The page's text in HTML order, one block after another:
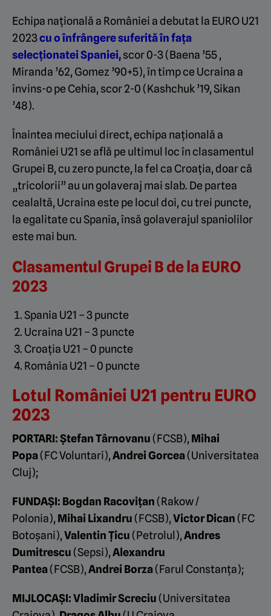
Echipa națională a României a debutat la EURO U21
2023cu o înfrângere suferită în fața
selecționatei Spaniei,scor 0-3 (Baena ’55 ,
Miranda ’62, Gomez ’90+5), în timp ce Ucraina a
învins-o pe Cehia, scor 2-0 (Kashchuk ’19, Sikan
’48).
Înaintea meciului direct, echipa națională a
României U21 se află pe ultimul loc în clasamentul
Grupei B, cu zero puncte, la fel ca Croația, doar că
„tricolorii” au un golaveraj mai slab. De partea
cealaltă, Ucraina este pe locul doi, cu trei puncte,
la egalitate cu Spania, însă golaverajul spaniolilor
este mai bun.
Clasamentul Grupei B de la EURO
2023
Spania U21 – 3 puncte
Ucraina U21 – 3 puncte
Croația U21 – 0 puncte
România U21 – 0 puncte
Lotul României U21 pentru EURO
2023
PORTARI: Ștefan Târnovanu(FCSB), Mihai
Popa(FC Voluntari),Andrei Gorcea(Universitatea
Cluj);
FUNDAȘI: Bogdan Racovițan(Rakow /
Polonia), Mihai Lixandru(FCSB),Victor Dican(FC
Botoșani),Valentin Țicu(Petrolul),Andres
Dumitrescu(Sepsi),Alexandru
Pantea(FCSB),Andrei Borza(Farul Constanța);
MIJLOCAȘI: Vladimir Screciu(Universitatea